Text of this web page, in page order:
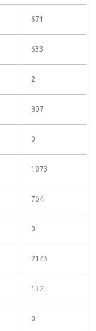
671
633
2
807
0
1873
764
0
2145
132
0